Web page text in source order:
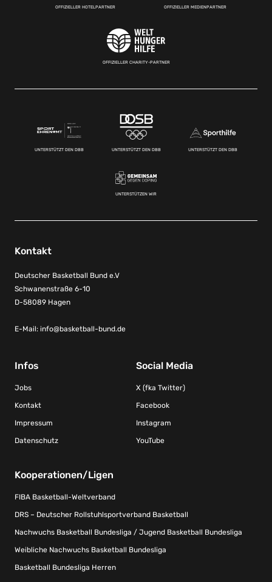
OFFIZIELLER HOTELPARTNER OFFIZIELLER MEDIENPARTNER
OFFIZIELLER CHARITY-PARTNER
UNTERSTÜTZT DEN DBB UNTERSTÜTZT DEN DBB UNTERSTÜTZT DEN DBB
UNTERSTÜTZEN WIR
Kontakt
Deutscher Basketball Bund e.V
Schwanenstraße 6-10
D-58089 Hagen
E-Mail: info@basketball-bund.de
Infos
Jobs
Kontakt
Impressum
Datenschutz
Social Media
X (fka Twitter)
Facebook
Instagram
YouTube
Kooperationen/Ligen
FIBA Basketball-Weltverband
DRS – Deutscher Rollstuhlsportverband Basketball
Nachwuchs Basketball Bundesliga / Jugend Basketball Bundesliga
Weibliche Nachwuchs Basketball Bundesliga
Basketball Bundesliga Herren